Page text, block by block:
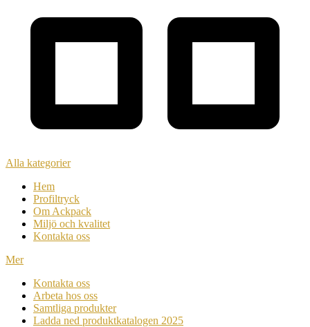
Alla kategorier
Hem
Profiltryck
Om Ackpack
Miljö och kvalitet
Kontakta oss
Mer
Kontakta oss
Arbeta hos oss
Samtliga produkter
Ladda ned produktkatalogen 2025